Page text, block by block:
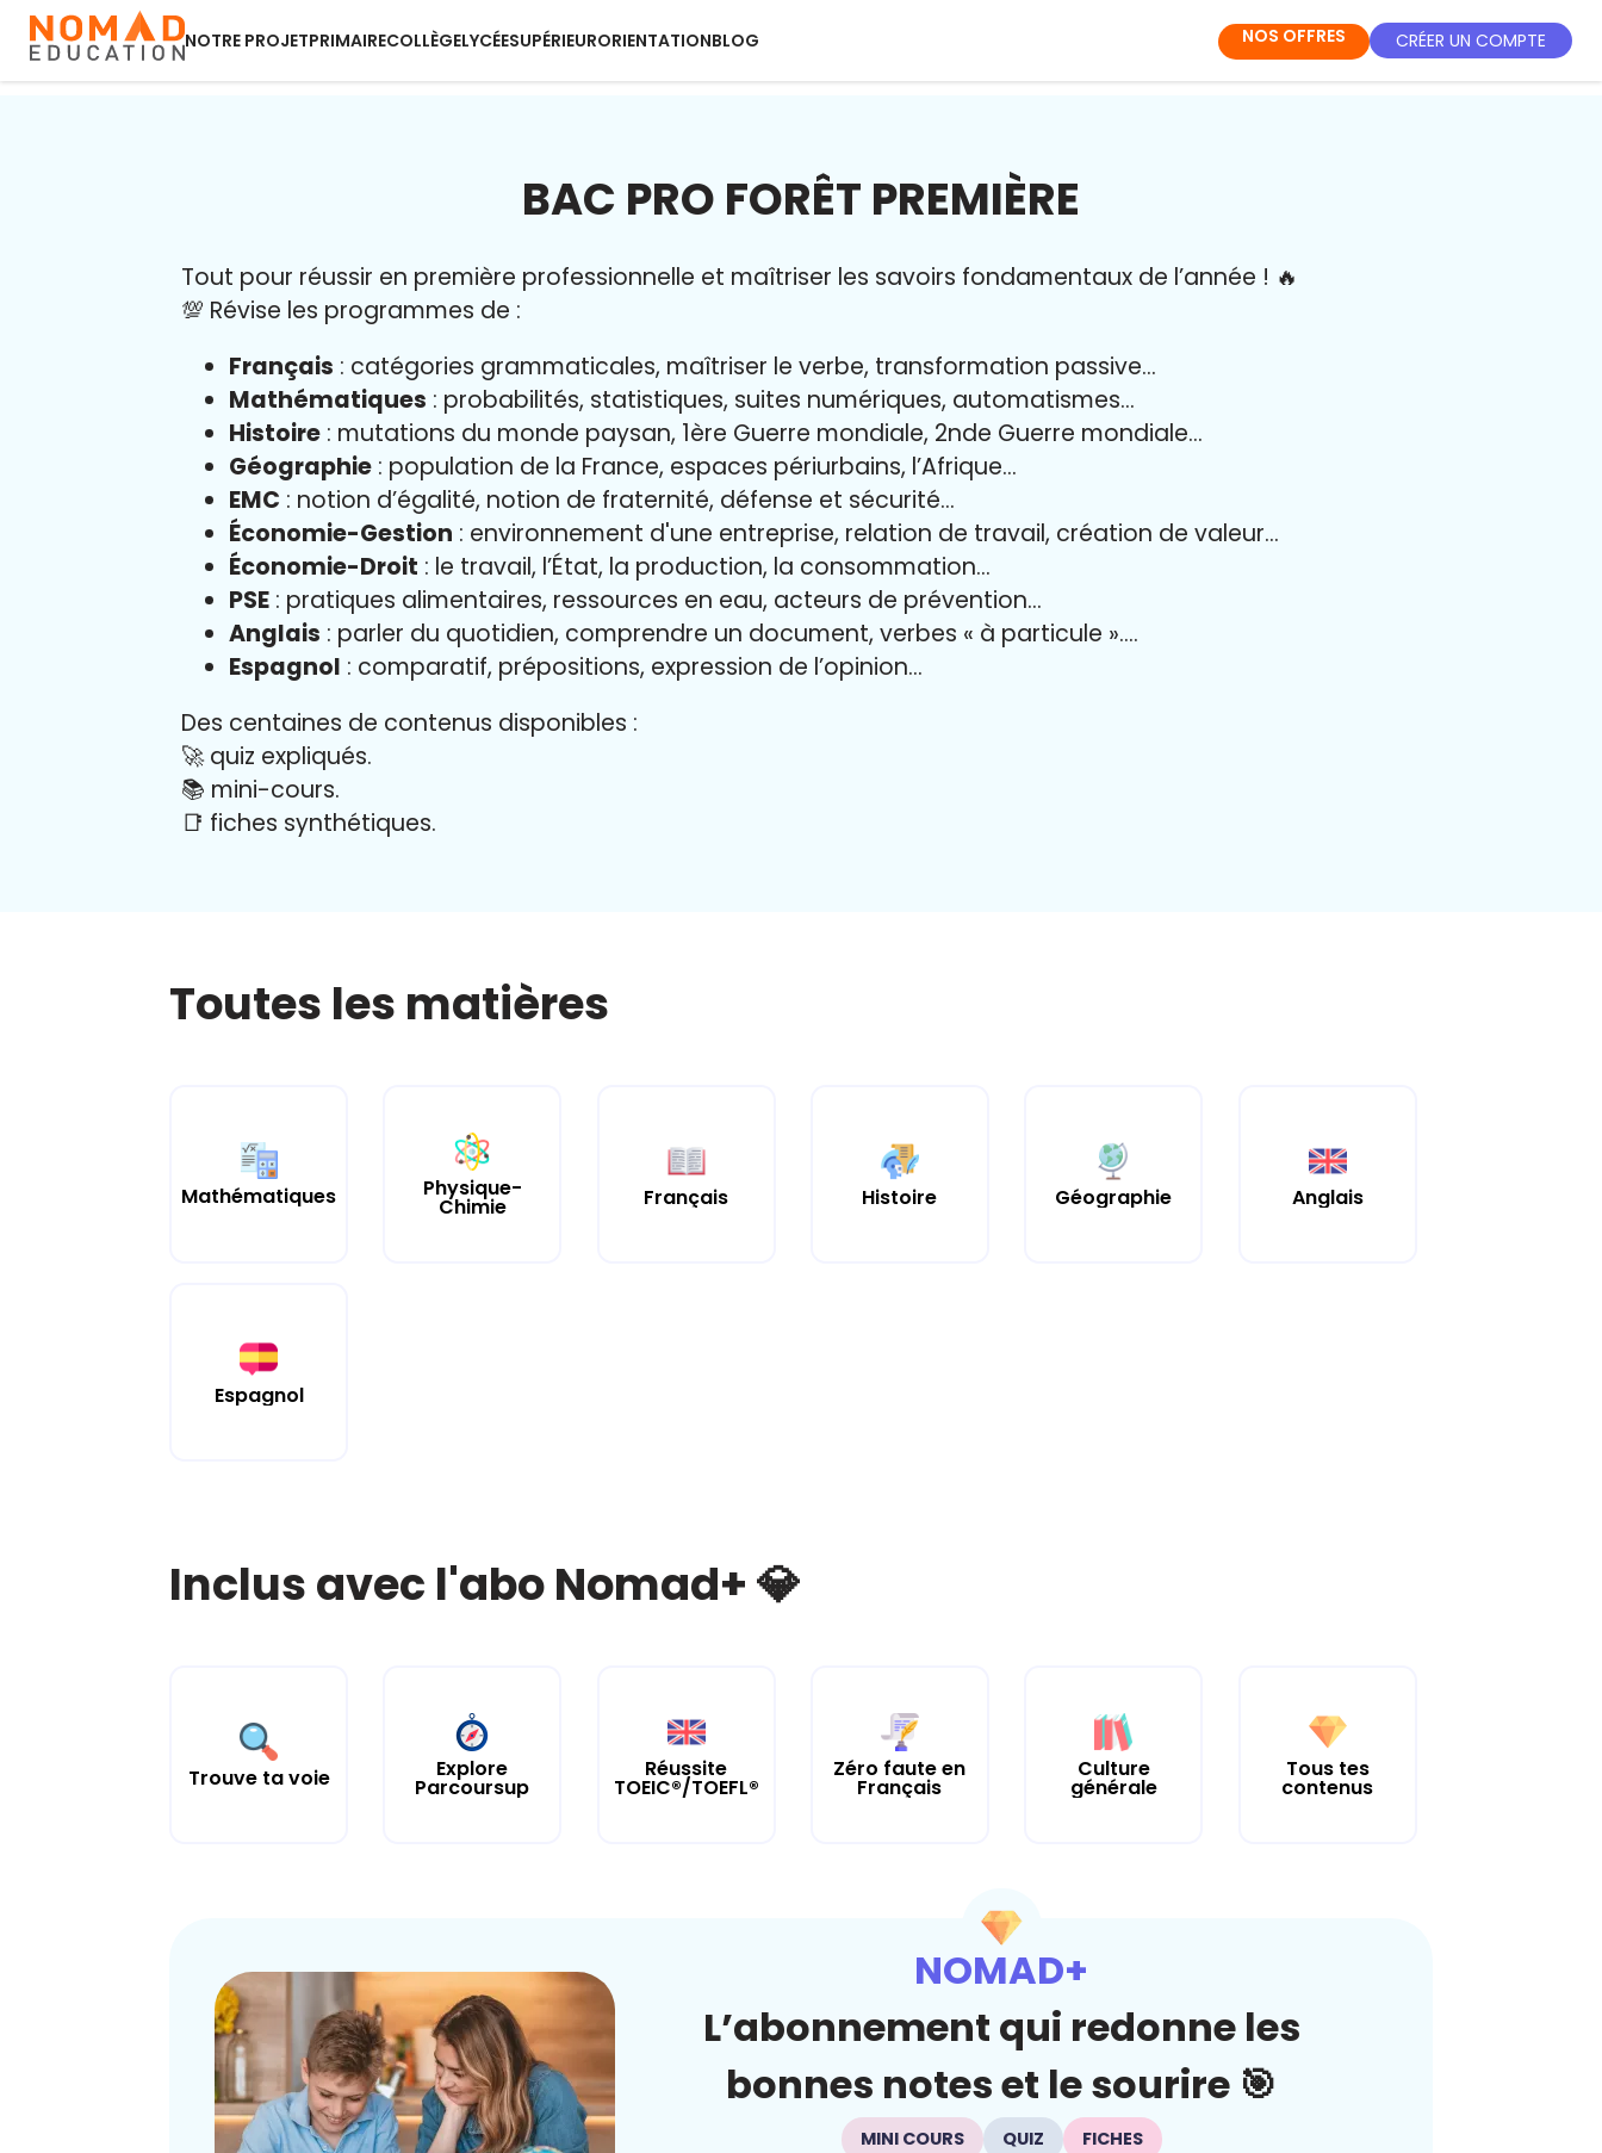
NOTRE PROJETPRIMAIRECOLLÈGELYCÉESUPÉRIEURORIENTATIONBLOG NOS OFFRES CRÉER UN COMPTE
BAC PRO FORÊT PREMIÈRE
Tout pour réussir en première professionnelle et maîtriser les savoirs fondamentaux de l’année ! 🔥
💯 Révise les programmes de :
Français : catégories grammaticales, maîtriser le verbe, transformation passive…
Mathématiques : probabilités, statistiques, suites numériques, automatismes…
Histoire : mutations du monde paysan, 1ère Guerre mondiale, 2nde Guerre mondiale…
Géographie : population de la France, espaces périurbains, l’Afrique…
EMC : notion d’égalité, notion de fraternité, défense et sécurité…
Économie-Gestion : environnement d'une entreprise, relation de travail, création de valeur…
Économie-Droit : le travail, l’État, la production, la consommation…
PSE : pratiques alimentaires, ressources en eau, acteurs de prévention…
Anglais : parler du quotidien, comprendre un document, verbes « à particule »….
Espagnol : comparatif, prépositions, expression de l’opinion…
Des centaines de contenus disponibles :
🚀 quiz expliqués.
📚 mini-cours.
📑 fiches synthétiques.
Toutes les matières
Mathématiques Physique-
Chimie Français Histoire Géographie Anglais
Espagnol
Inclus avec l'abo Nomad+ 💎
Trouve ta voie Explore
Parcoursup
Réussite
TOEIC®/TOEFL®
Zéro faute en
Français
Culture
générale
Tous tes
contenus
NOMAD+
L’abonnement qui redonne les
bonnes notes et le sourire 🎯
MINI COURS QUIZ FICHES